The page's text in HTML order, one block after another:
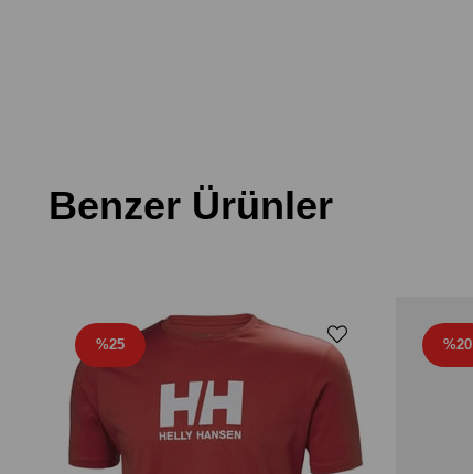
Benzer Ürünler
%25 %20